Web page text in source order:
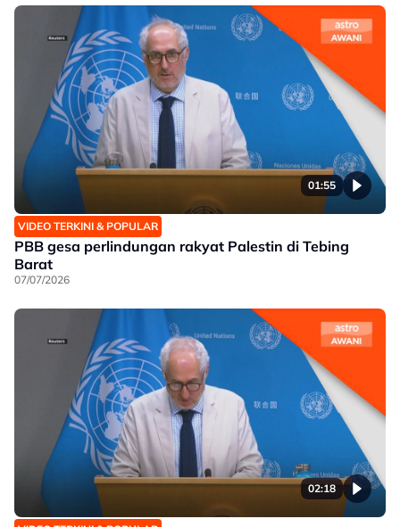
01:55
VIDEO TERKINI & POPULAR
PBB gesa perlindungan rakyat Palestin di Tebing
Barat
07/07/2026
02:18